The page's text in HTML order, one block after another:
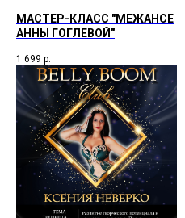
МАСТЕР-КЛАСС "МЕЖАНСЕ
АННЫ ГОГЛЕВОЙ"
1 699 р.